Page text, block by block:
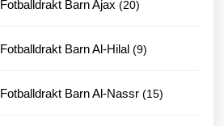
Fotballdrakt Barn Ajax 20
Fotballdrakt Barn Al-Hilal 99
Fotballdrakt Barn Al-Nassr 1515